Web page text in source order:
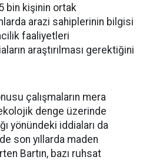
bin kişinin ortak
arazi sahiplerinin bilgisi
faaliyetleri
araştırılması gerektiğini
çalışmaların mera
denge üzerinde
yönündeki iddiaları da
son yıllarda maden
Bartın, bazı ruhsat